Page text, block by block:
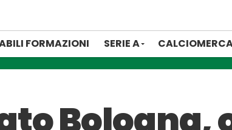
FORMAZIONI SERIE A